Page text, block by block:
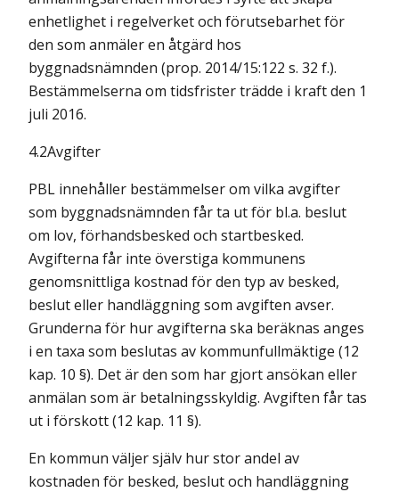
enhetlighet i regelverket och förutsebarhet för
den som anmäler en åtgärd hos
byggnadsnämnden (prop. 2014/15:122 s. 32 f.).
Bestämmelserna om tidsfrister trädde i kraft den 1
juli 2016.
4.2Avgifter
PBL innehåller bestämmelser om vilka avgifter
som byggnadsnämnden får ta ut för bl.a. beslut
om lov, förhandsbesked och startbesked.
Avgifterna får inte överstiga kommunens
genomsnittliga kostnad för den typ av besked,
beslut eller handläggning som avgiften avser.
Grunderna för hur avgifterna ska beräknas anges
i en taxa som beslutas av kommunfullmäktige (12
kap. 10 §). Det är den som har gjort ansökan eller
anmälan som är betalningsskyldig. Avgiften får tas
ut i förskott (12 kap. 11 §).
En kommun väljer själv hur stor andel av
kostnaden för besked, beslut och handläggning